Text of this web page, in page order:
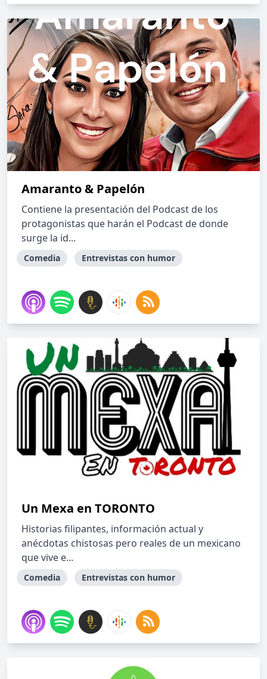
Amaranto & Papelón
Contiene la presentación del Podcast de los
protagonistas que harán el Podcast de donde
surge la id...
Comedia Entrevistas con humor
Un Mexa en TORONTO
Historias filipantes, información actual y
anécdotas chistosas pero reales de un mexicano
que vive e...
Comedia Entrevistas con humor